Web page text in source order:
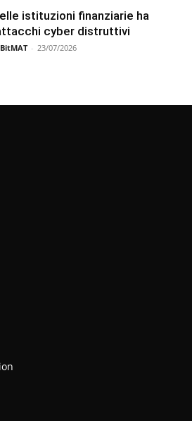
istituzioni finanziarie ha
cyber distruttivi
- 23/07/2026